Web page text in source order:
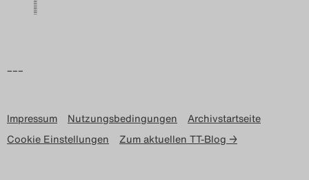
–––
Impressum Nutzungsbedingungen
Archivstartseite
Cookie Einstellungen
Zum aktuellen TT-Blog →